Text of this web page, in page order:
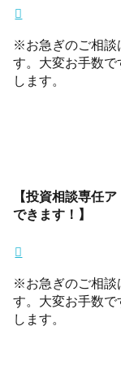
※お急ぎのご相談
す。大変お手数
します。
【投資相談専任
できます！】
※お急ぎのご相談
す。大変お手数
します。